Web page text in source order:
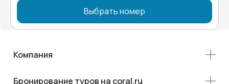
Выбрать номер
Компания
Бронирование туров на coral.ru